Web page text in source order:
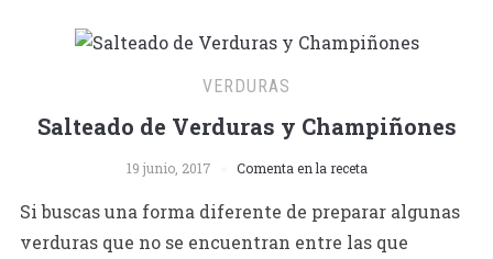
VERDURAS
Salteado de Verduras y Champiñones
19 junio, 2017 Comenta en la receta
Si buscas una forma diferente de preparar algunas
verduras que no se encuentran entre las que